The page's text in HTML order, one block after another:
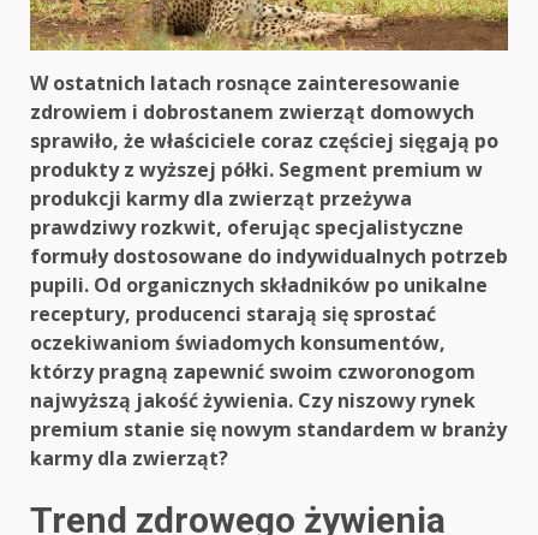
W ostatnich latach rosnące zainteresowanie
zdrowiem i dobrostanem zwierząt domowych
sprawiło, że właściciele coraz częściej sięgają po
produkty z wyższej półki. Segment premium w
produkcji karmy dla zwierząt przeżywa
prawdziwy rozkwit, oferując specjalistyczne
formuły dostosowane do indywidualnych potrzeb
pupili. Od organicznych składników po unikalne
receptury, producenci starają się sprostać
oczekiwaniom świadomych konsumentów,
którzy pragną zapewnić swoim czworonogom
najwyższą jakość żywienia. Czy niszowy rynek
premium stanie się nowym standardem w branży
karmy dla zwierząt?
Trend zdrowego żywienia